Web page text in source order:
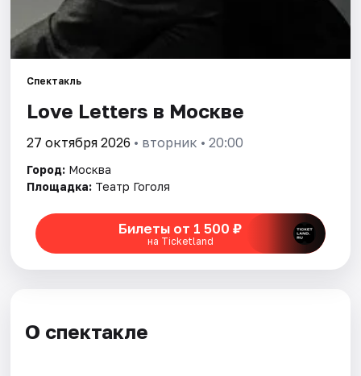
Артисты
Спектакль
Love Letters в Москве
27 октября 2026 • вторник • 20:00
Город: Москва
Площадка: Театр Гоголя
Билеты от 1 500 ₽
на Ticketland
О спектакле